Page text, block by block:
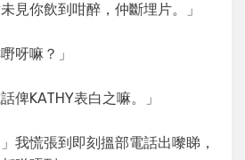
見你飲到咁醉，仲斷埋片。」
呀嘛？」
俾KATHY表白之嘛。」
我慌張到即刻搵部電話出嚟睇，